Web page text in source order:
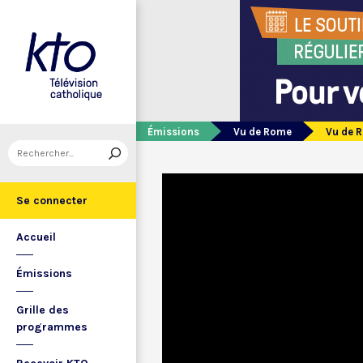
Se connecter
Accueil
Émissions
Grille des
programmes
Émissions Vu de Rome Vu de